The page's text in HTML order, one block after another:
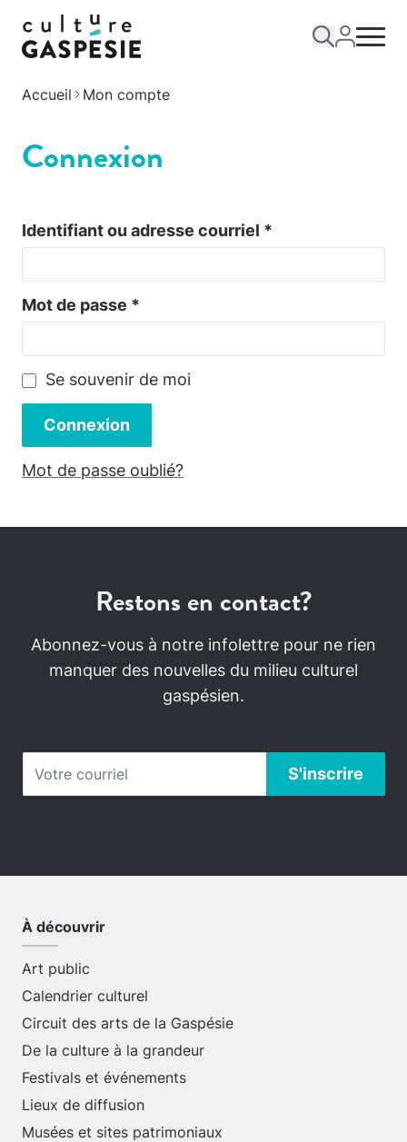
Accueil Mon compte
Connexion
Identifiant ou adresse courriel *
Mot de passe *
Se souvenir de moi
Connexion
Mot de passe oublié?
Restons en contact?
Abonnez-vous à notre infolettre pour ne rien
manquer des nouvelles du milieu culturel
gaspésien.
À découvrir
Art public
Calendrier culturel
Circuit des arts de la Gaspésie
De la culture à la grandeur
Festivals et événements
Lieux de diffusion
Musées et sites patrimoniaux